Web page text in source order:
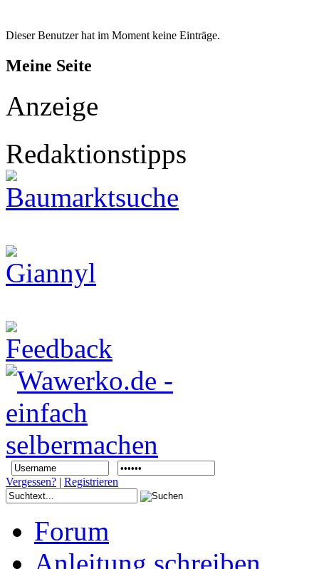
Dieser Benutzer hat im Moment keine Einträge.
Meine Seite
Anzeige
Redaktionstipps
Vergessen? | Registrieren
Forum
Anleitung schreiben